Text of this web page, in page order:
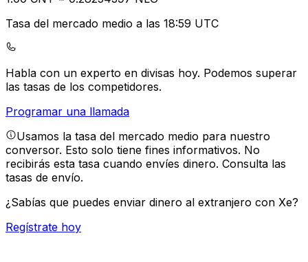
Tasa del mercado medio a las 18:59 UTC
Habla con un experto en divisas hoy. Podemos superar
las tasas de los competidores.
Programar una llamada
Usamos la tasa del mercado medio para nuestro
conversor. Esto solo tiene fines informativos. No
recibirás esta tasa cuando envíes dinero. Consulta las
tasas de envío.
¿Sabías que puedes enviar dinero al extranjero con Xe?
Regístrate hoy